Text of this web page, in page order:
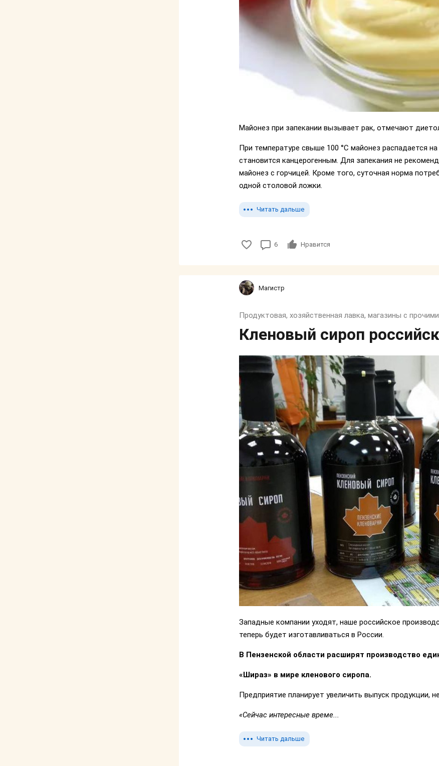
Майонез при запекании вызывает рак, отмечают
При температуре свыше 100 °C майонез распадается
становится канцерогенным. Для запекания не
майонез с горчицей. Кроме того, суточная норма
одной столовой ложки.
Читать дальше
6 Нравится
Магистр
Продуктовая, хозяйственная лавка, магазины с
Кленовый сироп
Западные компании уходят, наше российское
теперь будет изготавливаться в России.
В Пензенской области расширят производство
«Шираз» в мире кленового сиропа.
Предприятие планирует увеличить выпуск продукции,
«Сейчас интересные време...
Читать дальше